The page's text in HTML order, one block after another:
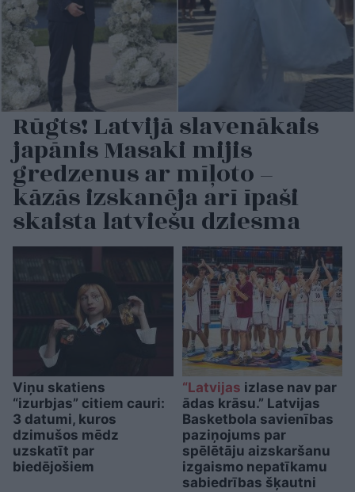
Rūgts! Latvijā slavenākais
japānis Masaki mijis
gredzenus ar mīļoto –
kāzās izskanēja arī īpaši
skaista latviešu dziesma
Viņu skatiens
“izurbjas” citiem cauri:
3 datumi, kuros
dzimušos mēdz
uzskatīt par
biedējošiem
“Latvijas izlase nav par
ādas krāsu.” Latvijas
Basketbola savienības
paziņojums par
spēlētāju aizskaršanu
izgaismo nepatīkamu
sabiedrības šķautni